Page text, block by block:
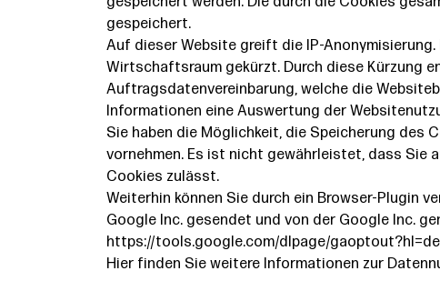
gespeichert.
Auf dieser Website greift die IP-
Wirtschaftsraum gekürzt. Durch diese Kürzung
Auftragsdatenvereinbarung, welche die
Informationen eine Auswertung der
Sie haben die Möglichkeit, die Speicherung des
vornehmen. Es ist nicht gewährleistet, dass Sie
Cookies zulässt.
Weiterhin können Sie durch ein Browser-Plugin
Google Inc. gesendet und von der Google Inc.
https://tools.google.com/dlpage/gaoptout?hl=de
Hier finden Sie weitere Informationen zur